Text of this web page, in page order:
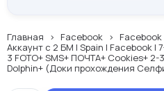
Главная Facebook
Аккаунт с 2 БМ | Spain | Facebook |
3 FOTO+ SMS+ ПОЧТА+ Cookies+
Dolphin+ (Доки прохождения